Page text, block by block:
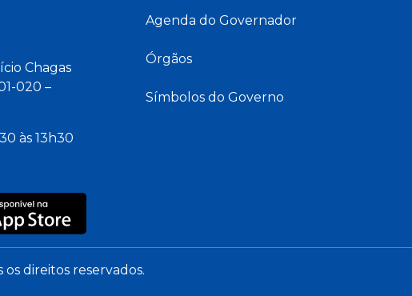
Chagas
020 –
às 13h30
Agenda do Governador
Órgãos
Símbolos do Governo
direitos reservados.